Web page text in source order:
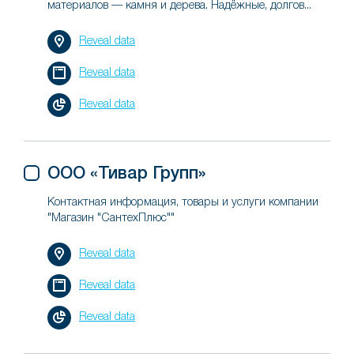
материалов — камня и дерева. Надёжные, долгов...
Reveal data
Reveal data
Reveal data
ООО «Тивар Групп»
Контактная информация, товары и услуги компании
"Магазин "СантехПлюс""
Reveal data
Reveal data
Reveal data